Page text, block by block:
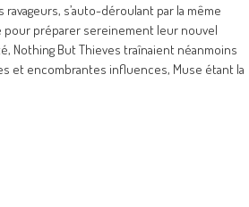
ravageurs, s’auto-déroulant par la même
pour préparer sereinement leur nouvel
Nothing But Thieves traînaient néanmoins
et encombrantes influences, Muse étant la